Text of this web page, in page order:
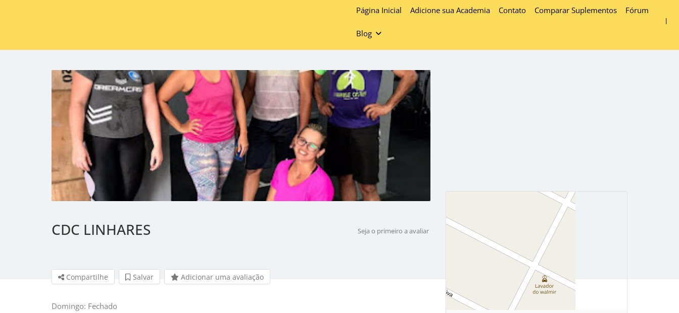
Página Inicial Adicione sua Academia Contato Comparar Suplementos Fórum
Blog
CDC LINHARES Seja o primeiro a avaliar
Compartilhe Salvar Adicionar uma avaliação
Domingo: Fechado